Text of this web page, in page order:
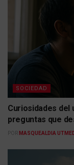
SOCIEDAD
Curiosidades del
preguntas que
POR MASQUEALDIA